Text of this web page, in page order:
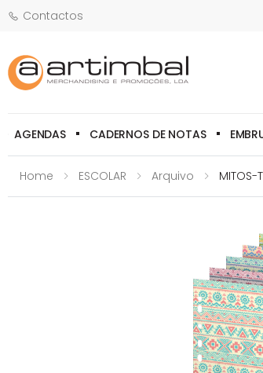
Contactos
AGENDAS CADERNOS DE NOTAS
Home ESCOLAR Arquivo